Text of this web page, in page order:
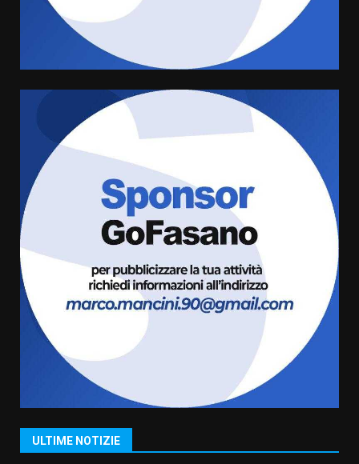
ULTIME NOTIZIE
Sostenibile: premiati gli studenti
universitari del bando “La strada
8 Agosto 2026 07:15
“I Contestatori: Musica di
Rivoluzione”: nuovo
appuntamento con “Fasano in
Banda”
7 Agosto 2026 06:05
7
US Fasano, Scianaro: “Profonda
amarezza per esclusione dal
campionato di calcio”
Grande successo per la “Sagra
del Pesce Spada” a Savelletri
9 Agosto 2026 07:32
2
Serie D, l’Us Fasano non molla e
ottenere l’iscrizione
8 Agosto 2026 19:55